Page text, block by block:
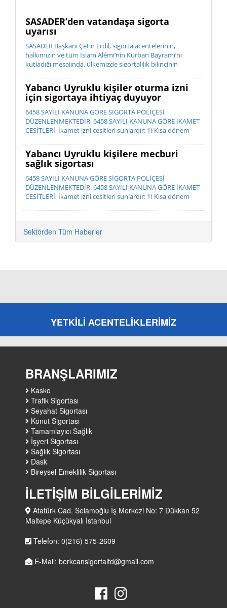
SASADER’den vatandaşa sigorta
uyarısı
SASADER Başkanı Çetin Erdil, sigorta acentelerinin,
halkımızın ve tüm İslam Alêmi’nin Kurban Bayramı’nı
kutladığı mesajında, ülkemizde sigortalılık bilincinin
de...
Yabancı Uyruklu kişiler oturma izni
için sigortaya ihtiyaç duyuyor
6458 SAYILI KANUNA GÖRE SİGORTA POLİÇESİ
DÜZENLENMEKTEDİR. 6458 SAYILI KANUNA GÖRE İKAMET
ÇEŞİTLERİ İkamet izni çeşitleri şunlardır: 1) Kısa dönem
Yabancı Uyruklu kişilere mecburi
sağlık sigortası
6458 SAYILI KANUNA GÖRE SİGORTA POLİÇESİ
DÜZENLENMEKTEDİR. 6458 SAYILI KANUNA GÖRE İKAMET
ÇEŞİTLERİ İkamet izni çeşitleri şunlardır: 1) Kısa dönem
Sektörden Tüm Haberler
YETKİLİ ACENTELİKLERİMİZ
BRANŞLARIMIZ
Kasko
Trafik Sigortası
Seyahat Sigortası
Konut Sigortası
Tamamlayıcı Sağlık
İşyeri Sigortası
Sağlık Sigortası
Dask
Bireysel Emeklilik Sigortası
İLETİŞİM BİLGİLERİMİZ
Atatürk Cad. Selamoğlu İş Merkezi No: 7 Dükkan 52
Maltepe Küçükyalı İstanbul
Telefon: 0(216) 575-2609
E-Mail: berkcansigortaltd@gmail.com